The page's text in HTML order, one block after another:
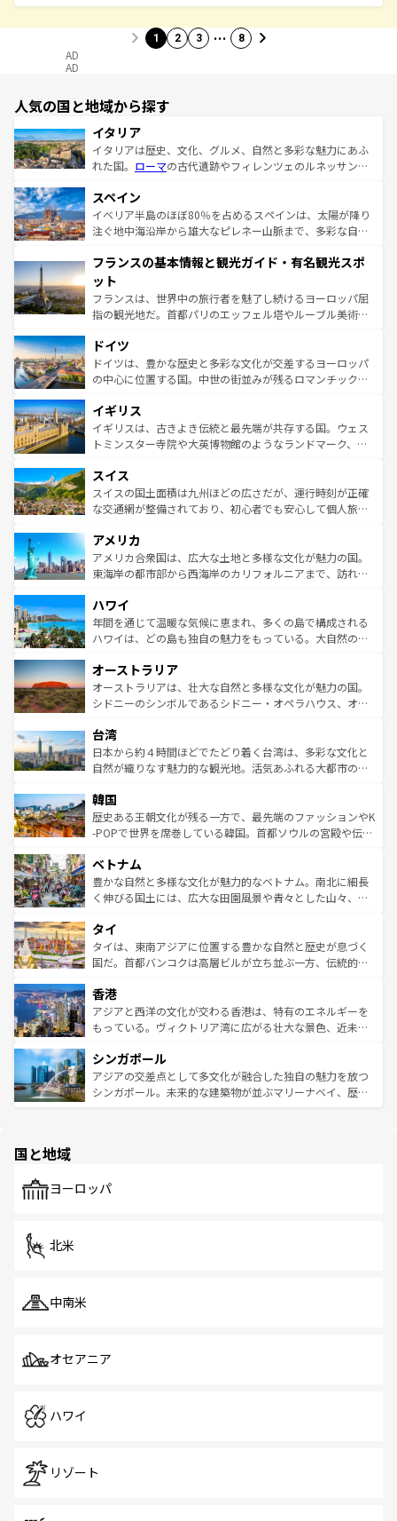
1 2 3 … 8
AD
AD
人気の国と地域から探す
イタリア
イタリアは歴史、文化、グルメ、自然と多彩な魅力にあふ
れた国。 ローマの古代遺跡やフィレンツェのルネッサンス
ろん、トスカーナの美しい田園風景やアマルフィ海岸の絶
景など、自然景観も見逃せない。観光の合間には、本場の
ピザやパスタなど、絶品のイタリア料理を堪能することも
ませてくれるイタリアで、忘れられない旅をしてみよう！
なお、新着のイタリア情報は
しい。
スペイン
イベリア半島のほぼ80％を占めるスペインは、太陽が降り
注ぐ地中海沿岸から雄大なピレネー山脈まで、多彩な自然
文化が根付くこの国では、情熱的なフラメンコ、熱気あふ
れる闘牛、そして美味しいタパスが生活の一部となってい
る。首都マドリードの洗練された雰囲気や、バルセロナの
アートに溢れた街角から、地方では古代ローマ遺跡や中世
せる。地方によって風土や気候が異なるスペインはその個
性で訪れる人を魅了する。 なお、新着のスペイン情報は コ
ンテンツ一覧を参照してほしい。
フランスの基本情報と観光ガイド・有名観光スポ
ット
フランスは、世界中の旅行者を魅了し続けるヨーロッパ屈
指の観光地だ。首都パリのエッフェル塔やルーブル美術館
で、幅広い魅力が詰まっている。華麗な宮殿、歴史的な大
聖堂、美しいビーチ、そして豊かな自然が、訪れる者を心
から魅了する。また、フランスは美食の国としても知ら
いる。シャンパンの発祥地であるランス、プロヴァンスの
香り高いラベンダー畑など、多彩な楽しみ方が可能だ。さ
らに、パリ以外の地域にも魅力が溢れており、どの街角に
れる地方に足を運ぶとそれぞれで全く異なる文化を体験で
きるだろう。 なお、新着のフランス情報はコンテンツ一覧
を参照してほしい。
ドイツ
ドイツは、豊かな歴史と多彩な文化が交差するヨーロッパ
の中心に位置する国。中世の街並みが残るロマンチック街
顔を持つこの国は、どこを歩いても飽きることがない。ベ
ルリンの文化的活気、バイエルン州のアルプスの絶景、そ
してライン川沿いのワイン畑といった風景は必見。ビール
は、お酒好きな人にはぜひ体験してほしい。 なお、新着の
ドイツ情報はコンテンツ一覧を参照してほしい。
イギリス
イギリスは、古きよき伝統と最先端が共存する国。ウェス
トミンスター寺院や大英博物館のようなランドマーク、歴
リアごとに異なる魅力がある。また、優雅なアフタヌーン
ティー、ビール好きにはたまらない英国パブ、サッカー観
戦など、本場だからこそできる体験も豊富。イギリスを旅
ンツ一覧を参照してほしい。
スイス
スイスの国土面積は九州ほどの広さだが、運行時刻が正確
な交通網が整備されており、初心者でも安心して個人旅行
の建物がそのまま残る町や、スイスならではのユニークな
博物館もあり、アルプス観光だけでなく町歩きも満喫する
ことができる。国民の所得が高いため物価も高いが、旅行
ば市内交通費無料で観光を楽しむこともできる。 なお、新
着のスイス情報はコンテンツ一覧 を参照してほしい。
アメリカ
アメリカ合衆国は、広大な土地と多様な文化が魅力の国。
東海岸の都市部から西海岸のカリフォルニアまで、訪れる
のような巨大都市は、観光、ショッピング、エンターテイ
ンメントが詰まった刺激的なスポットだ。一方、アメリカ
西部には大自然が広がり、グランドキャニオンやイエロー
部のニューオーリンズでは、音楽と美食が融合した独特の
文化が魅力。旅行者はアメリカの各地域で異なる魅力を楽
しみながら、その多様性と豊かな歴史を感じることができ
ならではの贅沢な旅のスタイルだ。 なお、新着のアメリカ
情報はコンテンツ一覧を参照してほしい。
ハワイ
年間を通じて温暖な気候に恵まれ、多くの島で構成される
ハワイは、どの島も独自の魅力をもっている。大自然の神
ワイ島は見逃せない。また、定番の観光地といえばオアフ
島だが、静かな自然を求めるならマウイ島やカウアイ島が
おすすめ。エメラルドグリーンに輝く海をはじめ、豊かな
れるおもてなしの心で訪れる人々を迎えてくれるハワイの
人々、おいしいローカルフードやハワイアンミュージッ
ク、伝統的なフラダンスなど、すべてがハワイの魅力を彩
ワイを、存分に味わってほしい。 なお、新着のハワイ情報
はコンテンツ一覧を参照してほしい。
オーストラリア
オーストラリアは、壮大な自然と多様な文化が魅力の国。
シドニーのシンボルであるシドニー・オペラハウス、オー
リアリーフや大陸中央部にそびえるウルル（エアーズロッ
ク）、タスマニアの美しい原生林やケアンズの熱帯雨林な
ど、見どころがたくさん。また、カフェやワイン、オージ
いる。アクティビティも充実しており、サーフィンやダイ
ビング、ハイキングなど、アウトドア好きにはたまらな
い。オーストラリアの多彩な魅力を存分に味わいつくそ
参照してほしい。
台湾
日本から約４時間ほどでたどり着く台湾は、多彩な文化と
自然が織りなす魅力的な観光地。活気あふれる大都市の台
ン）、静ひつな山岳地帯である台湾東部など、都市の喧騒
と山間の静けさが共存しており、訪れる人に新しい発見と
驚きをもたらしてくれる。また、奥深い台湾の食文化も魅
容にもいいと評判のスイーツなど、バラエティ豊かな料理
が味わえる。 なお、新着の台湾情報は コンテンツ一覧を参
照してほしい。
韓国
歴史ある王朝文化が残る一方で、最先端のファッションやK
-POPで世界を席巻している韓国。首都ソウルの宮殿や伝統
き、地方に足を延ばせば四季折々の自然美を楽しむことが
できる。そして、キムチや焼肉、絶品のストリートフード
まで、さまざまな韓国料理が待っている。夜には、韓国な
リティに包まれながら、韓国の多彩な魅力を心ゆくまで味
わってみてほしい。 なお、新着の韓国情報はコンテンツ一
覧を参照してほしい。
ベトナム
豊かな自然と多様な文化が魅力的なベトナム。南北に細長
く伸びる国土には、広大な田園風景や青々とした山々、世
急速な発展と共に伝統が息づく。ハノイの古い町並みやホ
ーチミン市のフランス統治時代の建物も、独特の雰囲気を
醸し出している。また、バラエティの豊かさとおいしさで
とつ。フォーやバインミー、ベトナムコーヒーなどは、ぜ
ひ現地で味わいたい。どの地域を訪れてもあたたかい人々
が旅行者を迎えてくれるので、きっと忘れられない旅にな
参照してほしい。
タイ
タイは、東南アジアに位置する豊かな自然と歴史が息づく
国だ。首都バンコクは高層ビルが立ち並ぶ一方、伝統的な
の活気が交差している。北部ではチェンマイなどの山岳地
帯で自然と触れ合い、南部ではプーケットやクラビの美し
いビーチでリゾート気分を楽しむことができる。タイ料理
激する。気候は一年中温暖で、どの季節にも異なる楽しみ
が待っている。親しみやすいタイの人々、仏教を中心とし
た文化、そして多様な観光資源が、訪れる旅人を魅了し続
香港
アジアと西洋の文化が交わる香港は、特有のエネルギーを
もっている。ヴィクトリア湾に広がる壮大な景色、近未来
み、どこを訪れても感動するはず。観光スポットが密集し
ており、効率よく見どころを回れるのも魅力。息をのむよ
うな絶景から文化的な体験まで、香港を存分に楽しみ尽く
シンガポール
アジアの交差点として多文化が融合した独自の魅力を放つ
シンガポール。未来的な建築物が並ぶマリーナベイ、歴史
で、ホーカーズは地元の風情を楽しめる外せないスポット
国と地域
ヨーロッパ
北米
中南米
オセアニア
ハワイ
リゾート